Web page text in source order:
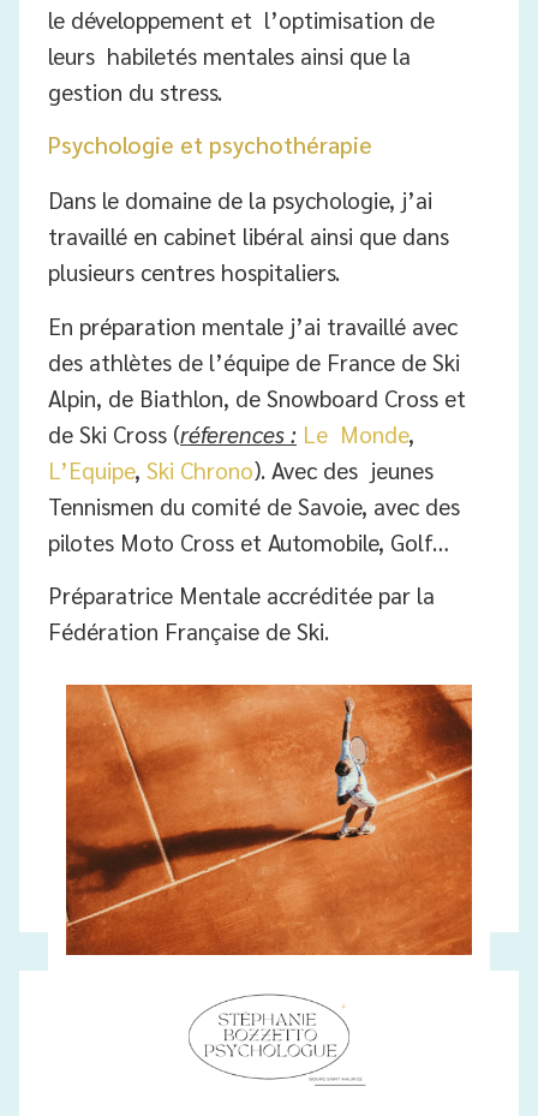
le développement et l’optimisation de
leurs habiletés mentales ainsi que la
gestion du stress.
Psychologie et psychothérapie
Dans le domaine de la psychologie, j’ai
travaillé en cabinet libéral ainsi que dans
plusieurs centres hospitaliers.
En préparation mentale j’ai travaillé avec
des athlètes de l’équipe de France de Ski
Alpin, de Biathlon, de Snowboard Cross et
de Ski Cross (réferences : Le Monde,
L’Equipe, Ski Chrono). Avec des jeunes
Tennismen du comité de Savoie, avec des
pilotes Moto Cross et Automobile, Golf…
Préparatrice Mentale accréditée par la
Fédération Française de Ski.